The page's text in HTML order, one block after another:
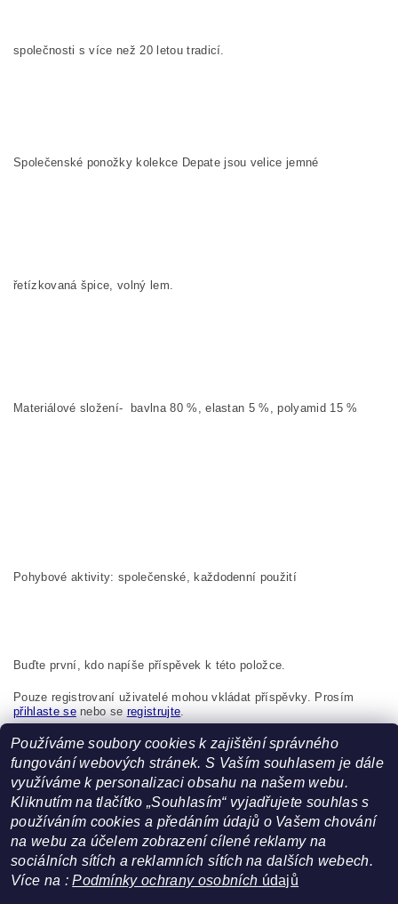
společnosti s více než 20 letou tradicí.
Společenské ponožky kolekce Depatejsou velice jemné
řetízkovaná špice, volný lem.
Materiálové složení- bavlna 80 %, elastan 5 %, polyamid 15 %
Pohybové aktivity: společenské, každodenní použití
Buďte první, kdo napíše příspěvek k této položce.
Pouze registrovaní uživatelé mohou vkládat příspěvky. Prosím
přihlaste senebo se registrujte.
Boma s.r.o., K Bytovkám 222 Kunice 251 63, Česká republika,
info@boma.cz
Facebook | Heureka.cz
Používáme soubory cookies k zajištění správného
fungování webových stránek. S Vaším souhlasem je dále
využíváme k personalizaci obsahu na našem webu.
Kliknutím na tlačítko „Souhlasím“ vyjadřujete souhlas s
používáním cookies a předáním údajů o Vašem chování
na webu za účelem zobrazení cílené reklamy na
sociálních sítích a reklamních sítích na dalších webech.
Více na :Podmínky ochrany osobních údajů